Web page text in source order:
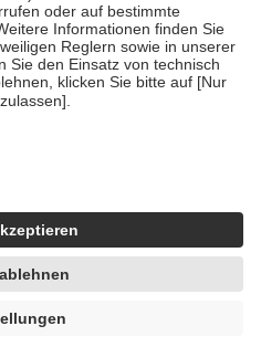
Früherkennung, die von der
es sich um echte Bewertungen
4419944605341
unter Zuhilfenahme künstlicher